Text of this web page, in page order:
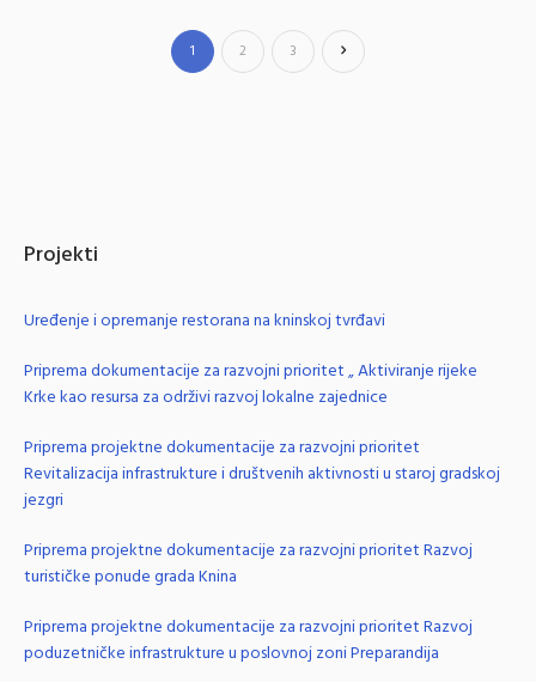
1 2 3
Projekti
Uređenje i opremanje restorana na kninskoj tvrđavi
Priprema dokumentacije za razvojni prioritet „ Aktiviranje rijeke
Krke kao resursa za održivi razvoj lokalne zajednice
Priprema projektne dokumentacije za razvojni prioritet
Revitalizacija infrastrukture i društvenih aktivnosti u staroj gradskoj
jezgri
Priprema projektne dokumentacije za razvojni prioritet Razvoj
turističke ponude grada Knina
Priprema projektne dokumentacije za razvojni prioritet Razvoj
poduzetničke infrastrukture u poslovnoj zoni Preparandija